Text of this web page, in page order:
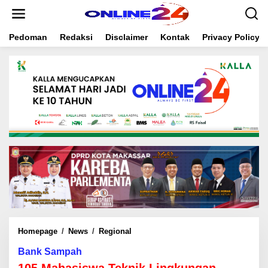
t
Pedoman Redaksi Disclaimer Kontak Privacy Policy
Homepage / News / Regional
M
Bank Sampah